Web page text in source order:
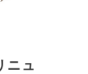
ニュ